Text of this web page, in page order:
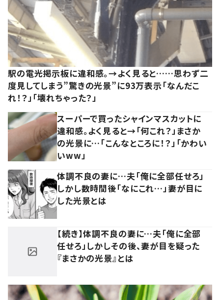
駅の電光掲示板に違和感。→よく見ると……思わず二
度見してしまう”驚きの光景”に93万表示「なんだこ
れ！？」「壊れちゃった？」
スーパーで買ったシャインマスカットに
違和感。よく見ると→「何これ？」まさか
の光景に…「こんなところに！？」「かわい
いww」
体調不良の妻に…夫「俺に全部任せろ」
しかし数時間後「なにこれ…」妻が目に
した光景とは
【続き】体調不良の妻に…夫「俺に全部
任せろ」しかしその後、妻が目を疑った
『まさかの光景』とは